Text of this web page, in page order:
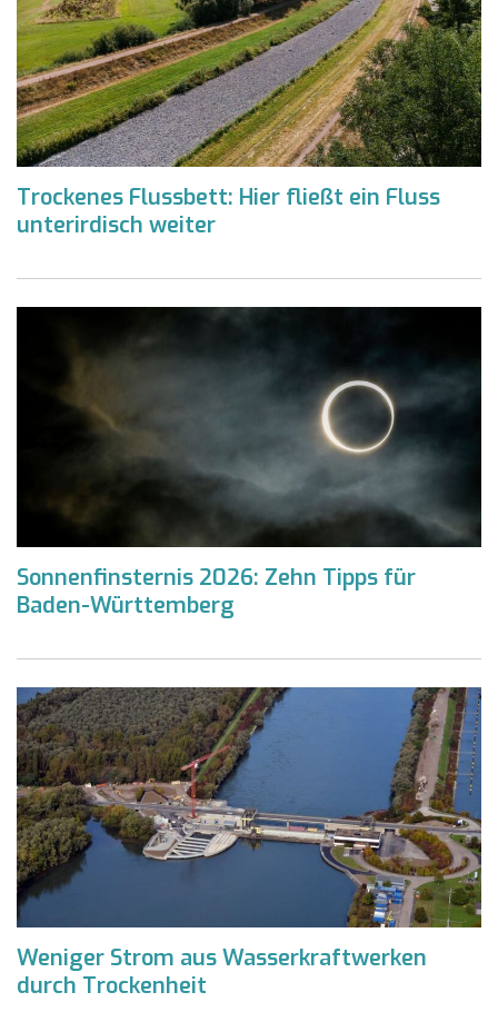
Trockenes Flussbett: Hier fließt ein Fluss
unterirdisch weiter
Sonnenfinsternis 2026: Zehn Tipps für
Baden-Württemberg
Weniger Strom aus Wasserkraftwerken
durch Trockenheit